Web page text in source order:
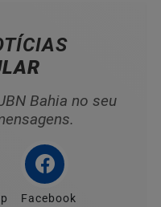
Bahia no seu
Facebook